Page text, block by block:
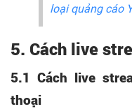
loại quảng cáo
5. Cách live
5.1 Cách live
thoại